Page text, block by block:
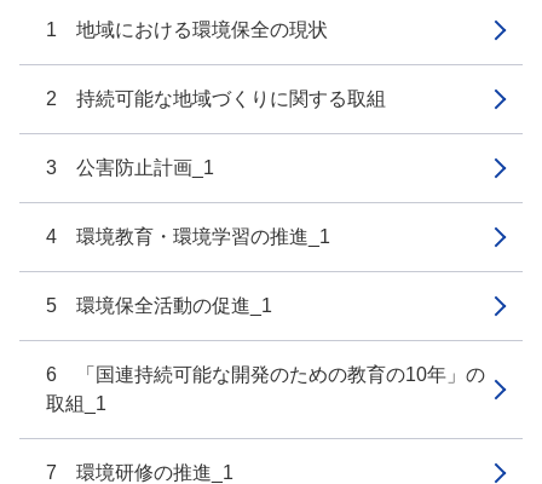
1 地域における環境保全の現状
2 持続可能な地域づくりに関する取組
3 公害防止計画_1
4 環境教育・環境学習の推進_1
5 環境保全活動の促進_1
6 「国連持続可能な開発のための教育の10年」の
取組_1
7 環境研修の推進_1